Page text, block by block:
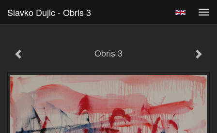
Slavko Dujic - Obris 3
Obris 3